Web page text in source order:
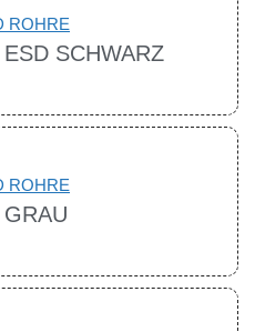
ROHRE
SCHWARZ
ROHRE